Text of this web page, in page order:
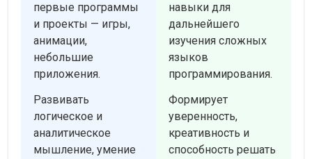
первые программы
и проекты — игры,
анимации,
небольшие
приложения.
Развивать
логическое и
аналитическое
мышление, умение
навыки для
дальнейшего
изучения сложных
языков
программирования.
Формирует
уверенность,
креативность и
способность решать